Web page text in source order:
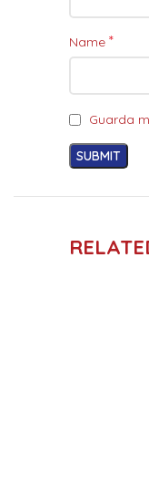
Name *
Guarda